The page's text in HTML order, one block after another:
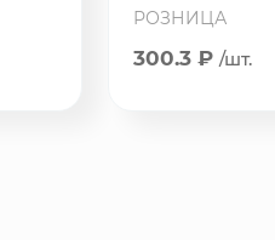
РОЗНИЦА
300.3 ₽ /шт.